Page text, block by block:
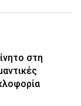
στη